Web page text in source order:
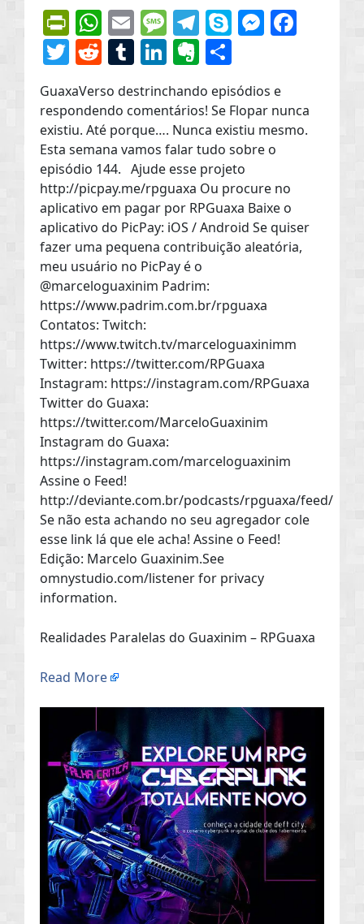
PrintFriendly
WhatsApp
EmailMessage
Telegram
Skype
Twitter
Reddit
Tumblr
LinkedIn
Evernote
GuaxaVerso destrinchando episódios e
respondendo comentários! Se Flopar nunca
existiu. Até porque…. Nunca existiu mesmo.
Esta semana vamos falar tudo sobre o
episódio 144. Ajude esse projeto
http://picpay.me/rpguaxa Ou procure no
aplicativo em pagar por RPGuaxa Baixe o
aplicativo do PicPay: iOS / Android Se quiser
fazer uma pequena contribuição aleatória,
meu usuário no PicPay é o
@marceloguaxinim Padrim:
https://www.padrim.com.br/rpguaxa
Contatos: Twitch:
https://www.twitch.tv/marceloguaxinimm
Twitter: https://twitter.com/RPGuaxa
Instagram: https://instagram.com/RPGuaxa
Twitter do Guaxa:
https://twitter.com/MarceloGuaxinim
Instagram do Guaxa:
https://instagram.com/marceloguaxinim
Assine o Feed!
http://deviante.com.br/podcasts/rpguaxa/feed/
Se não esta achando no seu agregador cole
esse link lá que ele acha! Assine o Feed!
Edição: Marcelo Guaxinim.See
omnystudio.com/listener for privacy
information.
Realidades Paralelas do Guaxinim – RPGuaxa
Read More